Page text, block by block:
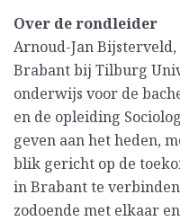
Over de rondleider
Arnoud-Jan
Brabant bij Tilburg
onderwijs voor de
en de opleiding
geven aan het heden,
blik gericht op de
in Brabant te
zodoende met elkaar